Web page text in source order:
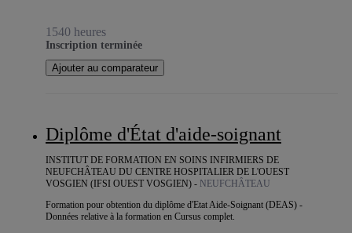
1540 heures
Inscription terminée
Ajouter au comparateur
Diplôme d'État d'aide-soignant
INSTITUT DE FORMATION EN SOINS INFIRMIERS DE
NEUFCHÂTEAU DU CENTRE HOSPITALIER DE L'OUEST
VOSGIEN (IFSI OUEST VOSGIEN) - NEUFCHÂTEAU
Formation pour obtention du diplôme d'Etat Aide-Soignant (DEAS) -
Données relative à la formation en Cursus complet.